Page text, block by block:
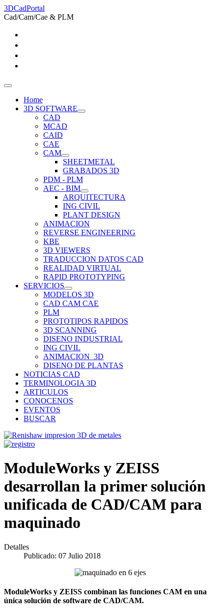
3DCadPortal
Cad/Cam/Cae & PLM
Home
3D SOFTWARE
CAD
MCAD
CAID
CAE
CAM
SHEETMETAL
GRABADOS 3D
PDM - PLM
AEC - BIM
ARQUITECTURA
ING CIVIL
PLANT DESIGN
ANIMACION
REVERSE ENGINEERING
KBE
3D VIEWERS
TRADUCCION DATOS CAD
REALIDAD VIRTUAL
RAPID PROTOTYPING
SERVICIOS
MODELOS 3D
CAD CAM CAE
PLM
PROTOTIPOS RAPIDOS
3D SCANNING
DISENO INDUSTRIAL
ING CIVIL
ANIMACION_3D
DISENO DE PLANTAS
NOTICIAS CAD
TERMINOLOGIA 3D
ARTICULOS
CONOCENOS
EVENTOS
BUSCAR
ModuleWorks y ZEISS
desarrollan la primer solución
unificada de CAD/CAM para
maquinado
Detalles
Publicado: 07 Julio 2018
ModuleWorks y ZEISS combinan las funciones CAM en una
única solución de software de CAD/CAM.